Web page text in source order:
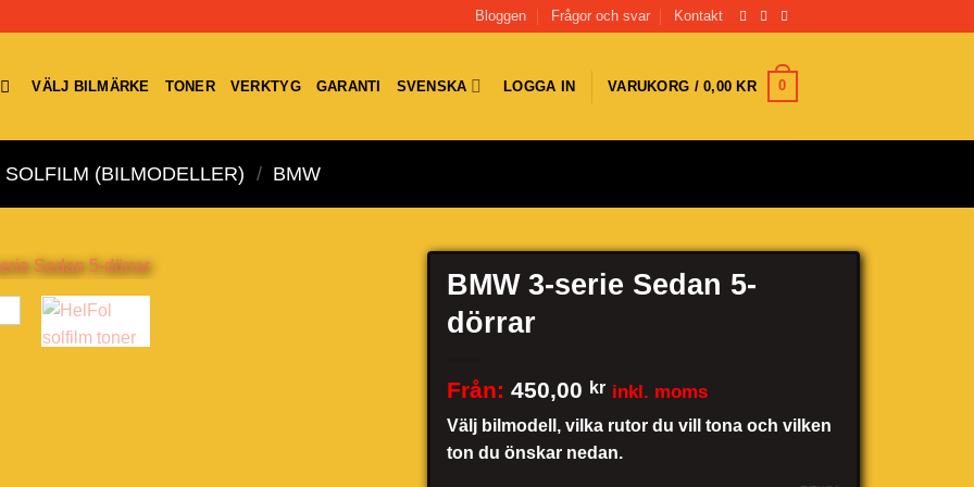
Bloggen Frågor och svar Kontakt
VÄLJ BILMÄRKE TONER VERKTYG GARANTI SVENSKA LOGGA IN VARUKORG /0,00KR 0
(BILMODELLER) / BMW
BMW 3-serie Sedan 5-
dörrar
Från: 450,00 kr inkl. moms
Välj bilmodell, vilka rutor du vill tona och vilken
ton du önskar nedan.